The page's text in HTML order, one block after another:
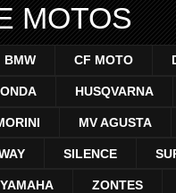
MOTOS
BMW CF MOTO
HUSQVARNA
MV AGUSTA
SILENCE
YAMAHA ZONTES